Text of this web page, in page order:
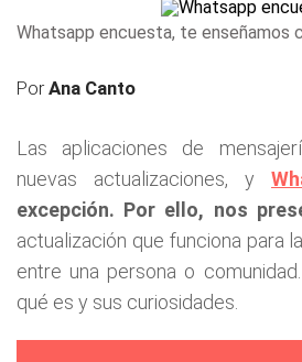
Whatsapp encuesta, te enseñamos
PorAna Canto
Las aplicaciones de
nuevas actualizaciones, y
excepción. Por ello, nos
actualización que funciona para
entre una persona o
qué es y sus curiosidades.